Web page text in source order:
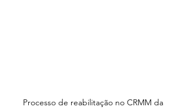
Processo de reabilitação no CRMM da